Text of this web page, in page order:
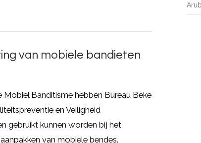
van mobiele bandieten
Banditisme hebben Bureau Beke
en Veiligheid
gebruikt kunnen worden bij het
van mobiele bendes.